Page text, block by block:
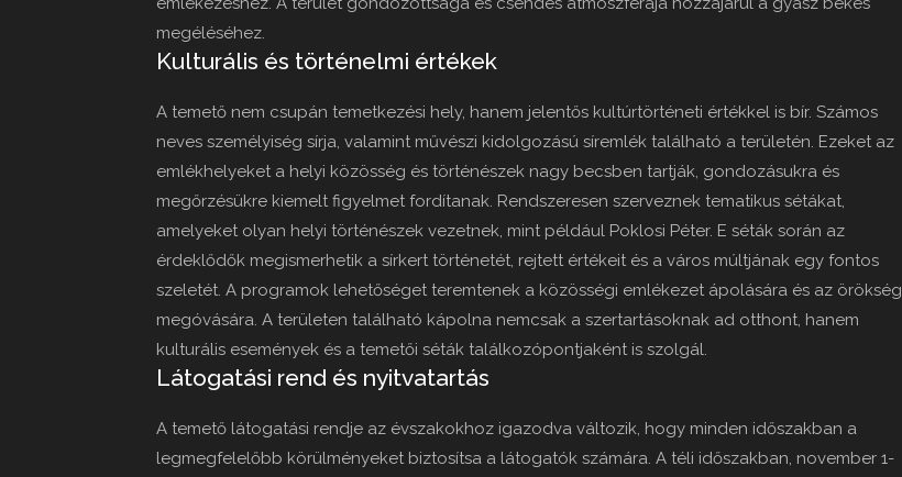
megéléséhez.
Kulturális és történelmi értékek
A temető nem csupán temetkezési hely, hanem jelentős kultúrtörténeti értékkel is bír. Számos
neves személyiség sírja, valamint művészi kidolgozású síremlék található a területén. Ezeket az
emlékhelyeket a helyi közösség és történészek nagy becsben tartják, gondozásukra és
megőrzésükre kiemelt figyelmet fordítanak. Rendszeresen szerveznek tematikus sétákat,
amelyeket olyan helyi történészek vezetnek, mint például Poklosi Péter. E séták során az
érdeklődők megismerhetik a sírkert történetét, rejtett értékeit és a város múltjának egy fontos
szeletét. A programok lehetőséget teremtenek a közösségi emlékezet ápolására és az örökség
megóvására. A területen található kápolna nemcsak a szertartásoknak ad otthont, hanem
kulturális események és a temetői séták találkozópontjaként is szolgál.
Látogatási rend és nyitvatartás
A temető látogatási rendje az évszakokhoz igazodva változik, hogy minden időszakban a
legmegfelelőbb körülményeket biztosítsa a látogatók számára. A téli időszakban, november 1-